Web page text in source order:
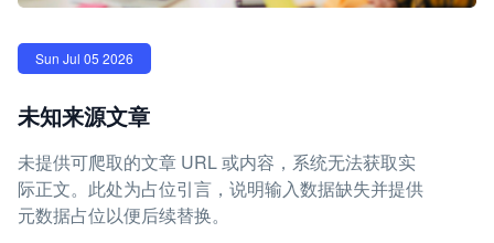
Sun Jul 05 2026
未知来源文章
未提供可爬取的文章 URL 或内容，系统无法获取实
际正文。此处为占位引言，说明输入数据缺失并提供
元数据占位以便后续替换。